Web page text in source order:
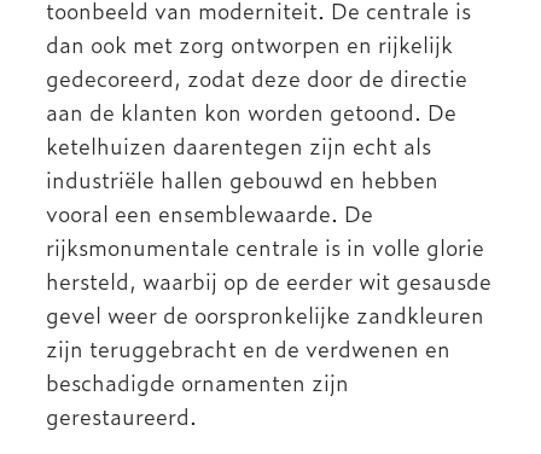
toonbeeld van moderniteit. De centrale is
dan ook met zorg ontworpen en rijkelijk
gedecoreerd, zodat deze door de directie
aan de klanten kon worden getoond. De
ketelhuizen daarentegen zijn echt als
industriële hallen gebouwd en hebben
vooral een ensemblewaarde. De
rijksmonumentale centrale is in volle glorie
hersteld, waarbij op de eerder wit gesausde
gevel weer de oorspronkelijke zandkleuren
zijn teruggebracht en de verdwenen en
beschadigde ornamenten zijn
gerestaureerd.